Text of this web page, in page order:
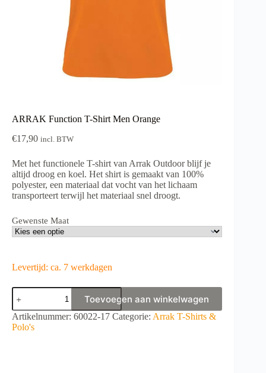
ARRAK Function T-Shirt Men Orange
€17,90 incl. BTW
Met het functionele T-shirt van Arrak Outdoor blijf je
altijd droog en koel. Het shirt is gemaakt van 100%
polyester, een materiaal dat vocht van het lichaam
transporteert terwijl het materiaal snel droogt.
Gewenste Maat
Levertijd: ca. 7 werkdagen
ARRAK
Function
T-
Shirt
Men
Toevoegen aan winkelwagen
A
l
Artikelnummer: 60022-17 Categorie: Arrak T-Shirts &
Polo's